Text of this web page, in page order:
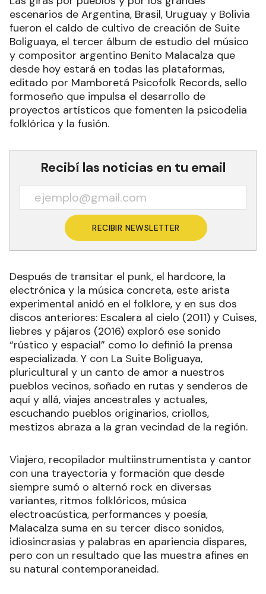
escenarios de Argentina, Brasil, Uruguay y Bolivia
fueron el caldo de cultivo de creación de Suite
Boliguaya, el tercer álbum de estudio del músico
y compositor argentino Benito Malacalza que
desde hoy estará en todas las plataformas,
editado por Mamboretá Psicofolk Records, sello
formoseño que impulsa el desarrollo de
proyectos artísticos que fomenten la psicodelia
folklórica y la fusión.
Recibí las noticias en tu email
RECIBIR NEWSLETTER
Después de transitar el punk, el hardcore, la
electrónica y la música concreta, este arista
experimental anidó en el folklore, y en sus dos
discos anteriores: Escalera al cielo (2011) y Cuises,
liebres y pájaros (2016) exploró ese sonido
“rústico y espacial” como lo definió la prensa
especializada. Y con La Suite Boliguaya,
pluricultural y un canto de amor a nuestros
pueblos vecinos, soñado en rutas y senderos de
aquí y allá, viajes ancestrales y actuales,
escuchando pueblos originarios, criollos,
mestizos abraza a la gran vecindad de la región.
Viajero, recopilador multiinstrumentista y cantor
con una trayectoria y formación que desde
siempre sumó o alternó rock en diversas
variantes, ritmos folklóricos, música
electroacústica, performances y poesía,
Malacalza suma en su tercer disco sonidos,
idiosincrasias y palabras en apariencia dispares,
pero con un resultado que las muestra afines en
su natural contemporaneidad.